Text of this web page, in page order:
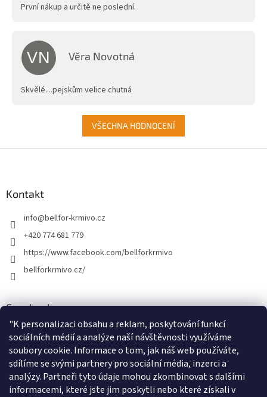
"K personalizaci obsahu a reklam, poskytování funkcí
sociálních médií a analýze naší návštěvnosti využíváme
soubory cookie. Informace o tom, jak náš web používáte,
sdílíme se svými partnery pro sociální média, inzerci a
analýzy. Partneři tyto údaje mohou zkombinovat s dalšími
informacemi, které jste jim poskytli nebo které získali v
První nákup a určitě ne poslední.
VN Věra Novotná
Skvělé....pejskům velice chutná
VŠECHNA HODNOCENÍ
Kontakt
info@bellfor-krmivo.cz
+420 774 681 779
https://www.facebook.com/bellforkrmivo
bellforkrmivo.cz/
Facebook
Instagram